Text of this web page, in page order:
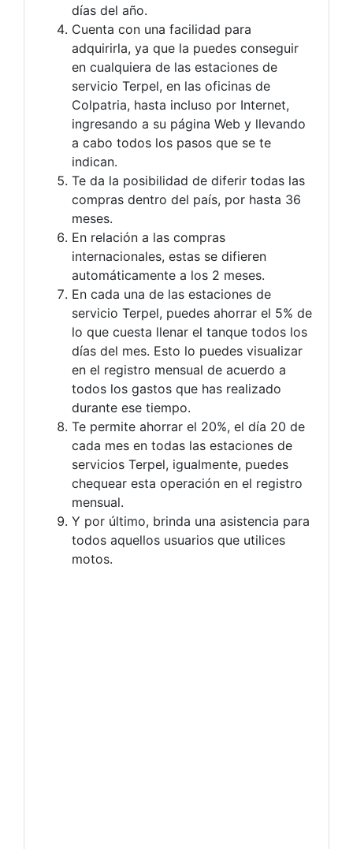
días del año.
Cuenta con una facilidad para
adquirirla, ya que la puedes conseguir
en cualquiera de las estaciones de
servicio Terpel, en las oficinas de
Colpatria, hasta incluso por Internet,
ingresando a su página Web y llevando
a cabo todos los pasos que se te
indican.
Te da la posibilidad de diferir todas las
compras dentro del país, por hasta 36
meses.
En relación a las compras
internacionales, estas se difieren
automáticamente a los 2 meses.
En cada una de las estaciones de
servicio Terpel, puedes ahorrar el 5% de
lo que cuesta llenar el tanque todos los
días del mes. Esto lo puedes visualizar
en el registro mensual de acuerdo a
todos los gastos que has realizado
durante ese tiempo.
Te permite ahorrar el 20%, el día 20 de
cada mes en todas las estaciones de
servicios Terpel, igualmente, puedes
chequear esta operación en el registro
mensual.
Y por último, brinda una asistencia para
todos aquellos usuarios que utilices
motos.